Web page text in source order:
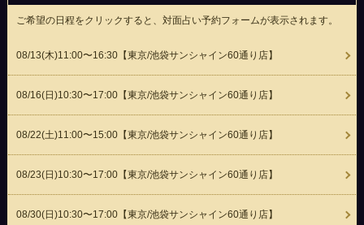
ご希望の日程をクリックすると、対面占い予約フォームが表示されます。
08/13(木)11:00〜16:30【東京/池袋サンシャイン60通り店】
08/16(日 )10:30〜17:00【東京/池袋サンシャイン60通り店】
08/22(土)11:00〜15:00【東京/池袋サンシャイン60通り店】
08/23(日 )10:30〜17:00【東京/池袋サンシャイン60通り店】
08/30(日 )10:30〜17:00【東京/池袋サンシャイン60通り店】